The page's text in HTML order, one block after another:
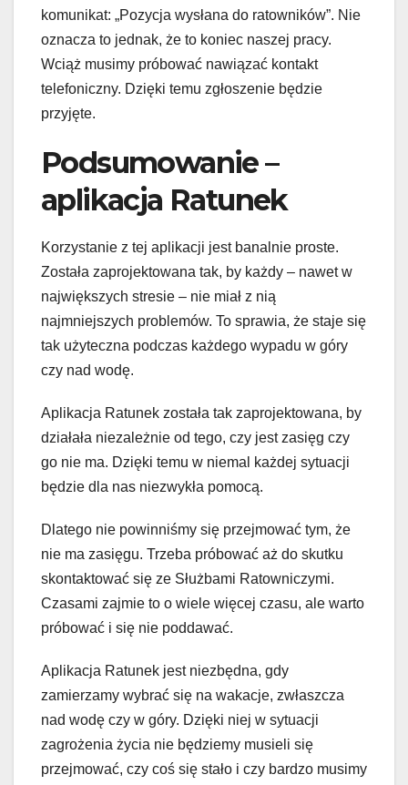
komunikat: „Pozycja wysłana do ratowników”. Nie
oznacza to jednak, że to koniec naszej pracy.
Wciąż musimy próbować nawiązać kontakt
telefoniczny. Dzięki temu zgłoszenie będzie
przyjęte.
Podsumowanie –
aplikacja Ratunek
Korzystanie z tej aplikacji jest banalnie proste.
Została zaprojektowana tak, by każdy – nawet w
największych stresie – nie miał z nią
najmniejszych problemów. To sprawia, że staje się
tak użyteczna podczas każdego wypadu w góry
czy nad wodę.
Aplikacja Ratunek została tak zaprojektowana, by
działała niezależnie od tego, czy jest zasięg czy
go nie ma. Dzięki temu w niemal każdej sytuacji
będzie dla nas niezwykła pomocą.
Dlatego nie powinniśmy się przejmować tym, że
nie ma zasięgu. Trzeba próbować aż do skutku
skontaktować się ze Służbami Ratowniczymi.
Czasami zajmie to o wiele więcej czasu, ale warto
próbować i się nie poddawać.
Aplikacja Ratunek jest niezbędna, gdy
zamierzamy wybrać się na wakacje, zwłaszcza
nad wodę czy w góry. Dzięki niej w sytuacji
zagrożenia życia nie będziemy musieli się
przejmować, czy coś się stało i czy bardzo musimy